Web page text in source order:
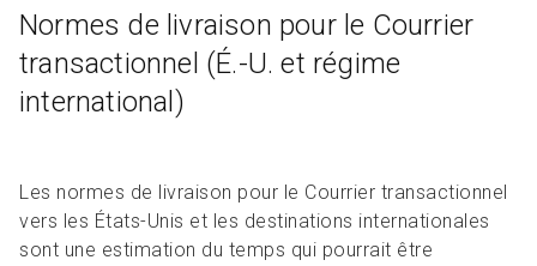
Normes de livraison pour le Courrier
transactionnel (É.-U. et régime
international)
Les normes de livraison pour le Courrier transactionnel
vers les États-Unis et les destinations internationales
sont une estimation du temps qui pourrait être